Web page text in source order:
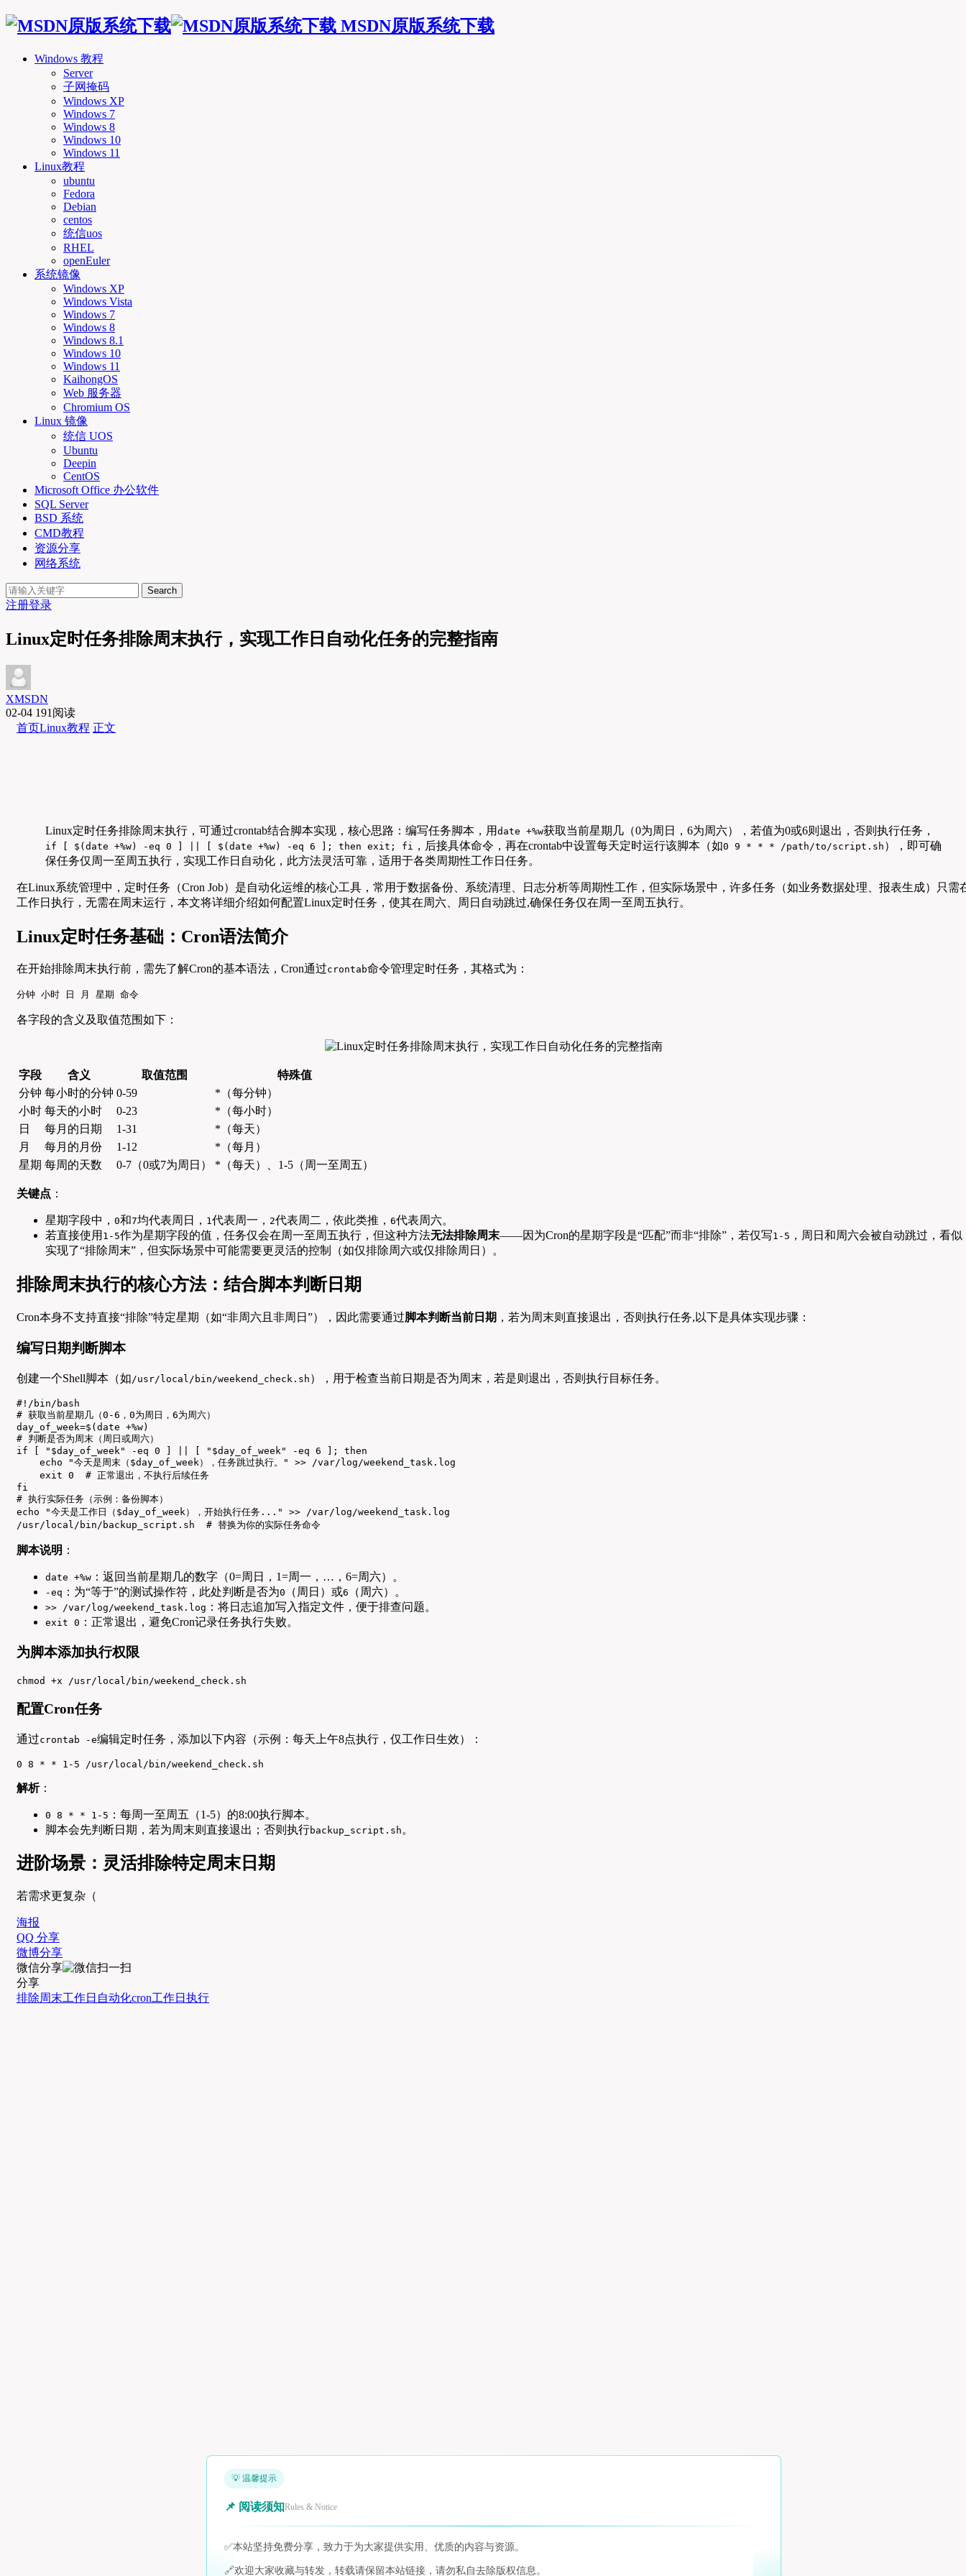
MSDN原版系统下载
Windows 教程
Server
子网掩码
Windows XP
Windows 7
Windows 8
Windows 10
Windows 11
Linux教程
ubuntu
Fedora
Debian
centos
统信uos
RHEL
openEuler
系统镜像
Windows XP
Windows Vista
Windows 7
Windows 8
Windows 8.1
Windows 10
Windows 11
KaihongOS
Web 服务器
Chromium OS
Linux 镜像
统信 UOS
Ubuntu
Deepin
CentOS
Microsoft Office 办公软件
SQL Server
BSD 系统
CMD教程
资源分享
网络系统
Search
注册登录
Linux定时任务排除周末执行，实现工作日自动化任务的完整指南
XMSDN
02-04 191阅读
首页Linux教程 正文
Linux定时任务排除周末执行，可通过crontab结合脚本实现，核心思路：编写任务脚本，用 date +%w获取当前星期几（0为周日，6为周六），若值为0或6则退出，否则执行任务，
if [ $(date +%w) -eq 0 ] || [ $(date +%w) -eq 6 ]; then exit; fi ，后接具体命令，再在crontab中设置每天定时运行该脚本（如0 9 * * * /path/to/script.sh ），即可确
保任务仅周一至周五执行，实现工作日自动化，此方法灵活可靠，适用于各类周期性工作日任务。
在Linux系统管理中，定时任务（Cron Job）是自动化运维的核心工具，常用于数据备份、系统清理、日志分析等周期性工作，但实际场景中，许多任务（如业务数据处理、报表生成）只需
工作日执行，无需在周末运行，本文将详细介绍如何配置Linux定时任务，使其在周六、周日自动跳过,确保任务仅在周一至周五执行。
Linux定时任务基础：Cron语法简介
在开始排除周末执行前，需先了解Cron的基本语法，Cron通过crontab命令管理定时任务，其格式为：
分钟 小时 日 月 星期 命令
各字段的含义及取值范围如下：
字段 含义 取值范围
特殊值
分钟 每小时的分钟 0-59
*（每分钟）
小时 每天的小时 0-23
*（每小时）
日
每月的日期 1-31
*（每天）
月
每月的月份 1-12
*（每月）
星期 每周的天数 0-7（0或7为周日） *（每天）、1-5（周一至周五）
关键点 ：
星期字段中， 0和7均代表周日， 1代表周一， 2代表周二，依此类推， 6代表周六。
若直接使用 1-5作为星期字段的值，任务仅会在周一至周五执行，但这种方法无法排除周末——因为Cron的星期字段是“匹配”而非“排除”，若仅写1-5 ，周日和周六会被自动跳过，看似
实现了“排除周末”，但实际场景中可能需要更灵活的控制（如仅排除周六或仅排除周日）。
排除周末执行的核心方法：结合脚本判断日期
Cron本身不支持直接“排除”特定星期（如“非周六且非周日”），因此需要通过脚本判断当前日期 ，若为周末则直接退出，否则执行任务,以下是具体实现步骤：
编写日期判断脚本
创建一个Shell脚本（如 /usr/local/bin/weekend_check.sh ），用于检查当前日期是否为周末，若是则退出，否则执行目标任务。
#!/bin/bash
# 获取当前星期几（0-6，0为周日，6为周六）
day_of_week=$(date +%w)
# 判断是否为周末（周日或周六）
if [ "$day_of_week" -eq 0 ] || [ "$day_of_week" -eq 6 ]; then
    echo "今天是周末（$day_of_week），任务跳过执行。" >> /var/log/weekend_task.log
    exit 0  # 正常退出，不执行后续任务
fi
# 执行实际任务（示例：备份脚本）
echo "今天是工作日（$day_of_week），开始执行任务..." >> /var/log/weekend_task.log
/usr/local/bin/backup_script.sh  # 替换为你的实际任务命令
脚本说明 ：
date +%w ：返回当前星期几的数字（0=周日，1=周一，…，6=周六）。
-eq ：为“等于”的测试操作符，此处判断是否为0 （周日）或6 （周六）。
>> /var/log/weekend_task.log ：将日志追加写入指定文件，便于排查问题。
exit 0 ：正常退出，避免Cron记录任务执行失败。
为脚本添加执行权限
chmod +x /usr/local/bin/weekend_check.sh
配置Cron任务
通过crontab -e编辑定时任务，添加以下内容（示例：每天上午8点执行，仅工作日生效）：
0 8 * * 1-5 /usr/local/bin/weekend_check.sh
解析：
0 8 * * 1-5 ：每周一至周五（1-5）的8:00执行脚本。
脚本会先判断日期，若为周末则直接退出；否则执行backup_script.sh 。
进阶场景：灵活排除特定周末日期
若需求更复杂（
海报
QQ 分享
微博分享
微信分享
分享
排除周末工作日自动化cron工作日执行
💡 温馨提示
📌 阅读须知Rules & Notice
✅本站坚持免费分享，致力于为大家提供实用、优质的内容与资源。
🔗欢迎大家收藏与转发，转载请保留本站链接，请勿私自去除版权信息。